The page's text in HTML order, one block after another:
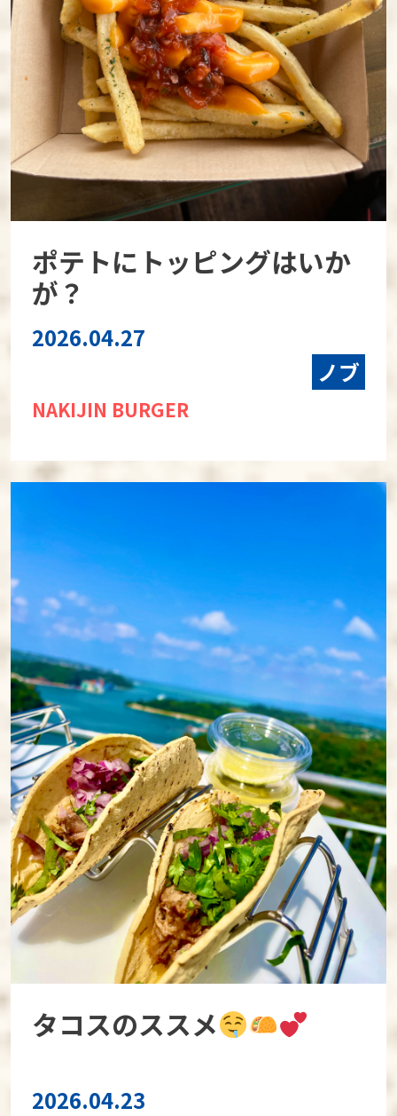
ポテトにトッピングはいか
が？
2026.04.27
ノブ
NAKIJIN BURGER
タコスのススメ
2026.04.23